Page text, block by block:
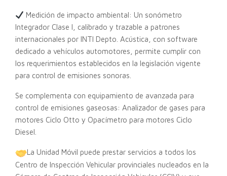
Medición de impacto ambiental: Un sonómetro
Integrador Clase I, calibrado y trazable a patrones
internacionales por INTI Depto. Acústica, con software
dedicado a vehículos automotores, permite cumplir con
los requerimientos establecidos en la legislación vigente
para control de emisiones sonoras.
Se complementa con equipamiento de avanzada para
control de emisiones gaseosas: Analizador de gases para
motores Ciclo Otto y Opacímetro para motores Ciclo
Diesel.
La Unidad Móvil puede prestar servicios a todos los
Centro de Inspección Vehicular provinciales nucleados en la